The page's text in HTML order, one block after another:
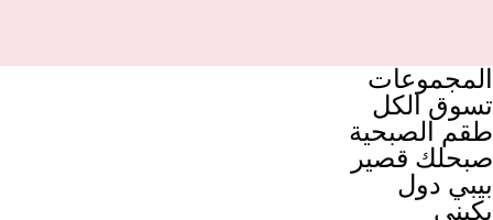
المجموعات
تسوق الكل
طقم الصبحية
صبحلك قصير
بيبي دول
بكيني